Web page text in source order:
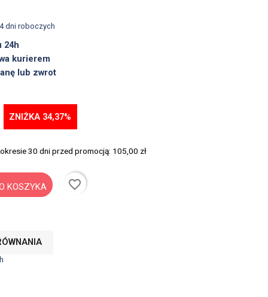
dni roboczych
24h
kurierem
lub zwrot
ZNIŻKA 34,37%
30 dni przed promocją: 105,00 zł
KOSZYKA
favorite_border